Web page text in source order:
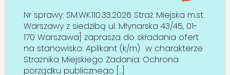
Nr sprawy: SM.WK.110.33.2026 Straż Miejska m.st.
Warszawy z siedzibą ul. Młynarska 43/45, 01-
170 Warszawa] zaprasza do składania ofert
na stanowisko: Aplikant (k/m) w charakterze
Strażnika Miejskiego Zadania: Ochrona
porządku publicznego […]